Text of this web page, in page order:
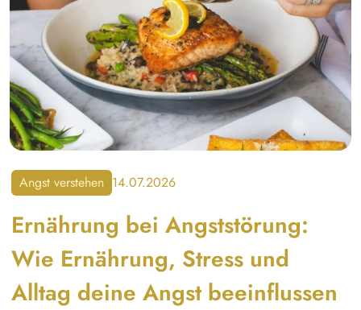
Angst verstehen 14.07.2026
Ernährung bei Angststörung:
Wie Ernährung, Stress und
Alltag deine Angst beeinflussen